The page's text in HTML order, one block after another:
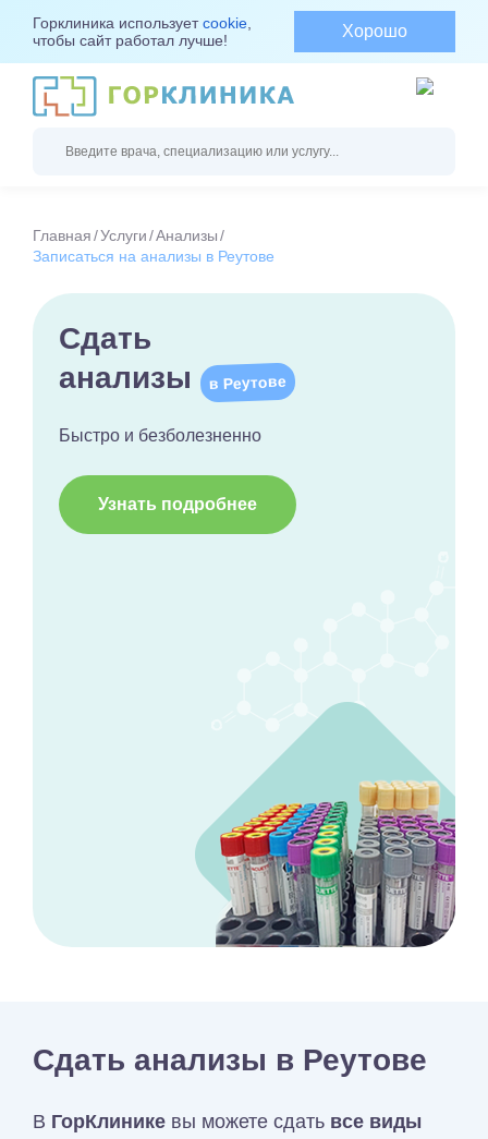
Горклиника используетcookie
чтобы сайт работал лучше!
Хорошо
Главная Услуги Анализы
Записаться на анализы в Реутове
Сдать
анализы
в Реутове
Быстро и безболезненно
Узнать подробнее
Сдать анализы в Реутове
В ГорКлинике вы можете сдать все виды